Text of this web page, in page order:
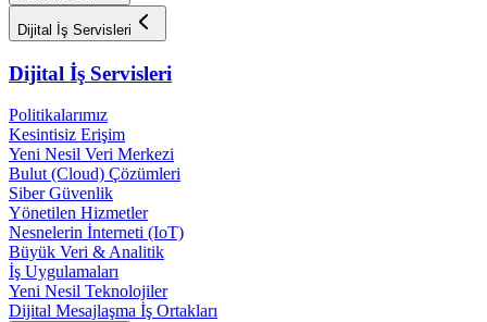
Dijital İş Servisleri
Dijital İş Servisleri
Politikalarımız
Kesintisiz Erişim
Yeni Nesil Veri Merkezi
Bulut (Cloud) Çözümleri
Siber Güvenlik
Yönetilen Hizmetler
Nesnelerin İnterneti (IoT)
Büyük Veri & Analitik
İş Uygulamaları
Yeni Nesil Teknolojiler
Dijital Mesajlaşma İş Ortakları